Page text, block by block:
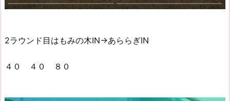
2ラウンド目はもみの木IN→あららぎIN
４０ ４０ ８０